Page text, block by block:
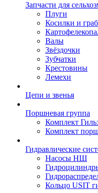
Запчасти для
Плуги
Косилки и
Валы
Звёздочки
Зубчатки
Крестовины
Лемехи
Цепи и звенья
Поршневая группа
Комплект
Комплект
Гидравлические
Насосы НШ
Кольцо USIT